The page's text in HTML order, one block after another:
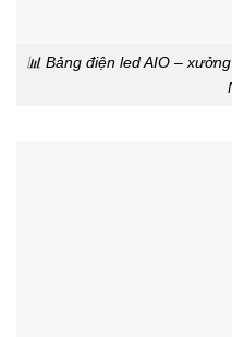
📊 Bảng điện led AIO –